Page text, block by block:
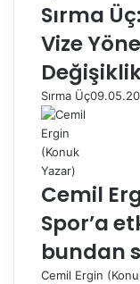
Sırma
Vize
Sırma Üç
Cemil
Spor’a
bundan
Cemil Ergin